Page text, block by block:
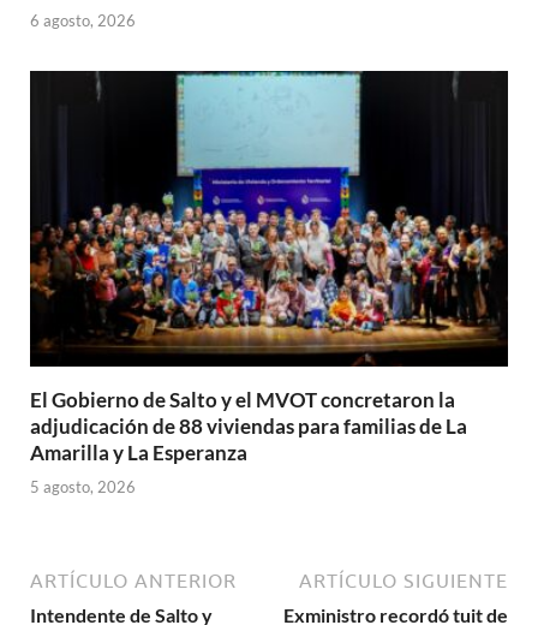
6 agosto, 2026
El Gobierno de Salto y el MVOT concretaron la
adjudicación de 88 viviendas para familias de La
Amarilla y La Esperanza
5 agosto, 2026
ARTÍCULO ANTERIOR
Intendente de Salto y
ARTÍCULO SIGUIENTE
Exministro recordó tuit de